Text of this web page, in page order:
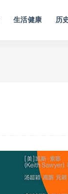
生活健康 历